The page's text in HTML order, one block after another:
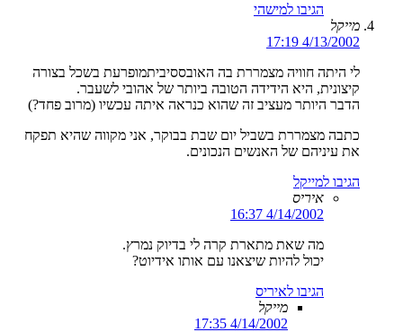
הגיבו למישהי
מייקל
4/13/2002 17:19
לי היתה חוויה מצמררת בה האובססיביתמופרעת בשכל בצורה
קיצונית, היא הידידה הטובה ביותר של אהובי לשעבר.
הדבר היותר מעציב זה שהוא כנראה איתה עכשיו (מרוב פחד?)
כתבה מצמררת בשביל יום שבת בבוקר, אני מקווה שהיא תפקח
את עיניהם של האנשים הנכונים.
הגיבו למייקל
איריס
4/14/2002 16:37
מה שאת מתארת קרה לי בדיוק נמרץ.
יכול להיות שיצאנו עם אותו אידיוט?
הגיבו לאיריס
מייקל
4/14/2002 17:35